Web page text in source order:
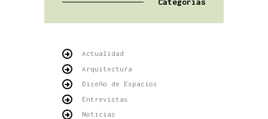
Categorías
Actualidad
Arquitectura
Diseño de Espacios
Entrevistas
Noticias